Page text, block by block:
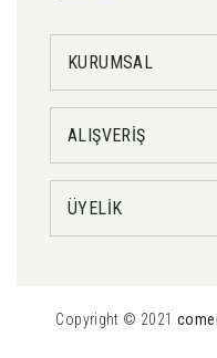
KURUMSAL
ALIŞVERİŞ
ÜYELİK
Copyright © 2021